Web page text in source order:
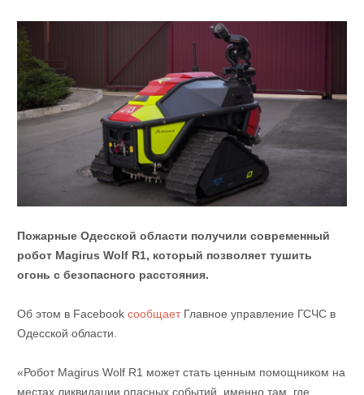
Пожарные Одесской области получили современный
робот Magirus Wolf R1, который позволяет тушить
огонь с безопасного расстояния.
Об этом в Facebook сообщаетГлавное управление ГСЧС в
Одесской области.
«Робот Magirus Wolf R1 может стать ценным помощником на
местах ликвидации опасных событий, именно там, где